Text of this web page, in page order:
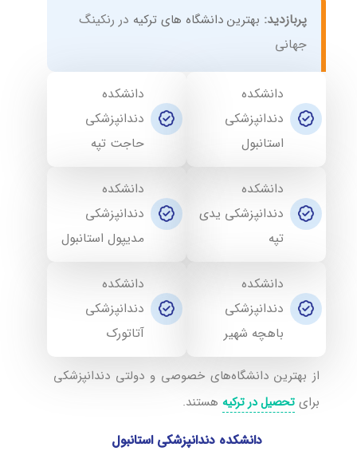
پربازدید: بهترین دانشگاه های ترکیه در رنکینگ
جهانی
دانشکده
دندانپزشکی
استانبول
دانشکده
دندانپزشکی
حاجت تپه
دانشکده
دندانپزشکی یدی
تپه
دانشکده
دندانپزشکی
مدیپول استانبول
دانشکده
دندانپزشکی
باهچه شهیر
دانشکده
دندانپزشکی
آتاتورک
از بهترین دانشگاه‌های خصوصی و دولتی دندانپزشکی
برای تحصیل در ترکیههستند.
دانشکده دندانپزشکی استانبول